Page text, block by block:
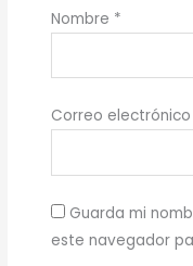
Nombre *
Correo electrónico
Guarda mi
este navegador